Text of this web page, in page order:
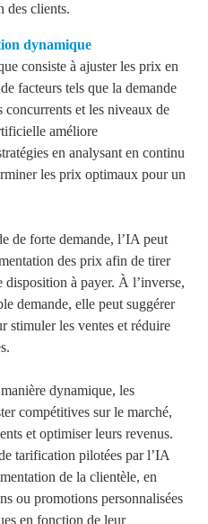
des clients.
dynamique
consiste à ajuster les prix en
facteurs tels que la demande
concurrents et les niveaux de
améliore
en analysant en continu
les prix optimaux pour un
de forte demande, l’IA peut
des prix afin de tirer
disposition à payer. À l’inverse,
demande, elle peut suggérer
stimuler les ventes et réduire
dynamique, les
compétitives sur le marché,
et optimiser leurs revenus.
tarification pilotées par l’IA
de la clientèle, en
ou promotions personnalisées
en fonction de leur